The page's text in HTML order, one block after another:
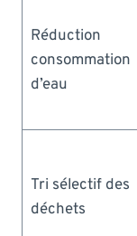
Réduction
consommation
d’eau
Tri sélectif des
déchets